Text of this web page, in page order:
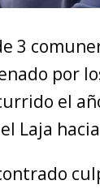
3
por
el
Laja